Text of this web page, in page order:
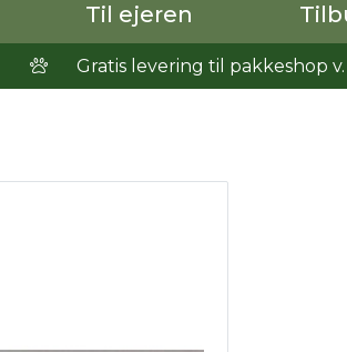
Til ejeren
Gratis levering til pakkeshop